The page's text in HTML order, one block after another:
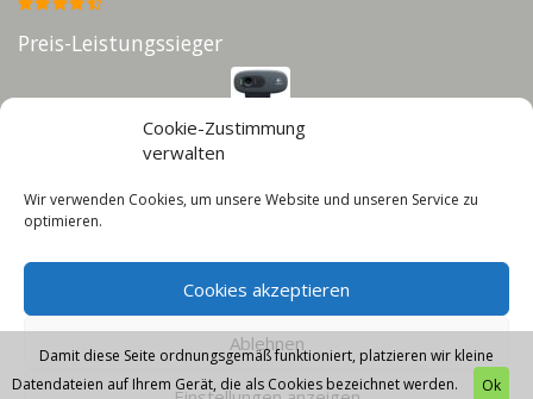
Cookie-Zustimmung
verwalten
Wir verwenden Cookies, um unsere Website und unseren Service zu
optimieren.
Cookies akzeptieren
Ablehnen
Preis-Leistungssieger
Infos
Cookie-Richtlinie (EU)
Damit diese Seite ordnungsgemäß funktioniert, platzieren wir kleine
Datendateien auf Ihrem Gerät, die als Cookies bezeichnet werden.
Ok